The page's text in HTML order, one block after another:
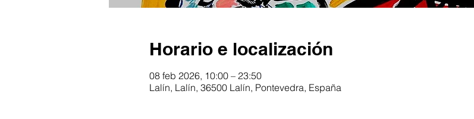
Horario e localización
08 feb 2026, 10:00 – 23:50
Lalín, Lalín, 36500 Lalín, Pontevedra, España